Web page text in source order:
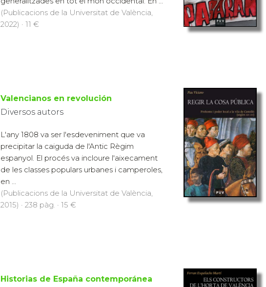
(Publicacions de la Universitat de València,
2022) · 11 €
Valencianos en revolución
Diversos autors
L'any 1808 va ser l'esdeveniment que va
precipitar la caiguda de l'Antic Règim
espanyol. El procés va incloure l'aixecament
de les classes populars urbanes i camperoles,
en ...
(Publicacions de la Universitat de València,
2015) · 238 pàg. · 15 €
Historias de España contemporánea